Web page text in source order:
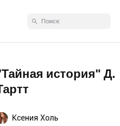
история" Д.
Ксения Холь